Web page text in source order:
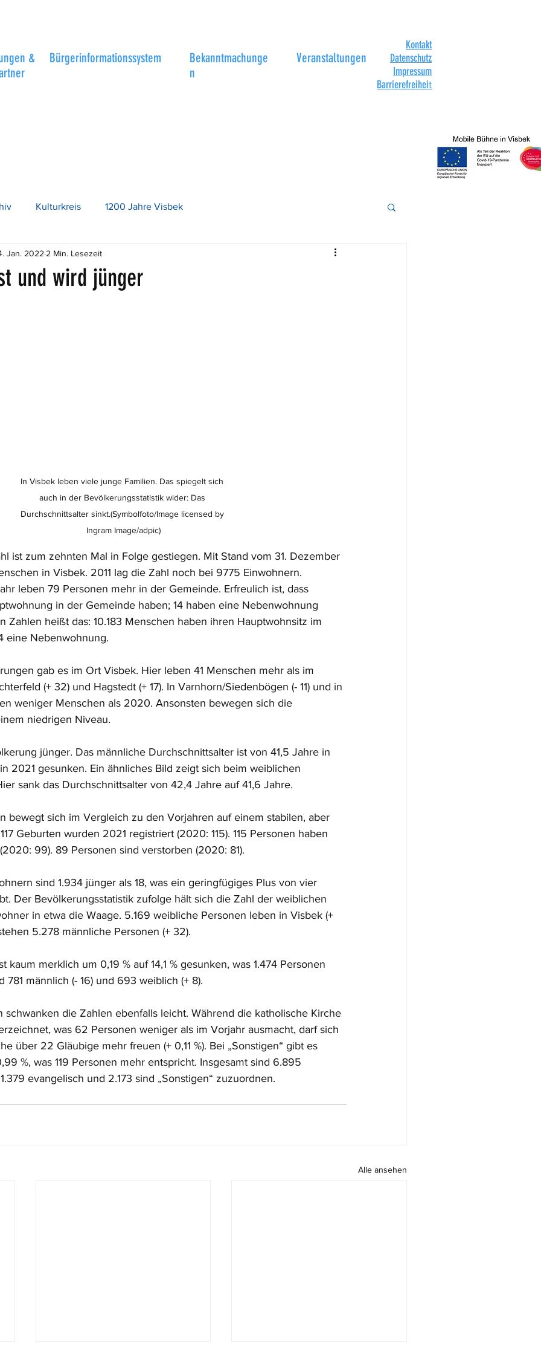
&
Bürgerinformationssystem
Bekanntmachunge
n
Kontakt
Datenschutz
Impressum
Barrierefreiheit
Veranstaltungen
Kulturkreis 1200 Jahre Visbek
und wird jünger
Jan. 2022 2 Min. Lesezeit
In Visbek leben viele junge Familien. Das spiegelt sich
auch in der Bevölkerungsstatistik wider: Das
Durchschnittsalter sinkt.(Symbolfoto/Image licensed by
Ingram Image/adpic)
ist zum zehnten Mal in Folge gestiegen. Mit Stand vom 31. Dezember
in Visbek. 2011 lag die Zahl noch bei 9775 Einwohnern.
leben 79 Personen mehr in der Gemeinde. Erfreulich ist, dass
in der Gemeinde haben; 14 haben eine Nebenwohnung
Zahlen heißt das: 10.183 Menschen haben ihren Hauptwohnsitz im
eine Nebenwohnung.
gab es im Ort Visbek. Hier leben 41 Menschen mehr als im
(+ 32) und Hagstedt (+ 17). In Varnhorn/Siedenbögen (- 11) und in
weniger Menschen als 2020. Ansonsten bewegen sich die
niedrigen Niveau.
jünger. Das männliche Durchschnittsalter ist von 41,5 Jahre in
2021 gesunken. Ein ähnliches Bild zeigt sich beim weiblichen
sank das Durchschnittsalter von 42,4 Jahre auf 41,6 Jahre.
bewegt sich im Vergleich zu den Vorjahren auf einem stabilen, aber
Geburten wurden 2021 registriert (2020: 115). 115 Personen haben
99). 89 Personen sind verstorben (2020: 81).
sind 1.934 jünger als 18, was ein geringfügiges Plus von vier
Der Bevölkerungsstatistik zufolge hält sich die Zahl der weiblichen
in etwa die Waage. 5.169 weibliche Personen leben in Visbek (+
5.278 männliche Personen (+ 32).
kaum merklich um 0,19 % auf 14,1 % gesunken, was 1.474 Personen
781 männlich (- 16) und 693 weiblich (+ 8).
schwanken die Zahlen ebenfalls leicht. Während die katholische Kirche
was 62 Personen weniger als im Vorjahr ausmacht, darf sich
über 22 Gläubige mehr freuen (+ 0,11 %). Bei „Sonstigen“ gibt es
%, was 119 Personen mehr entspricht. Insgesamt sind 6.895
evangelisch und 2.173 sind „Sonstigen“ zuzuordnen.
Alle ansehen